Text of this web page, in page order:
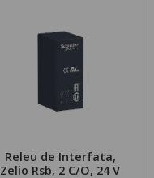
Releu de Interfata,
Zelio Rsb, 2 C/O, 24 V